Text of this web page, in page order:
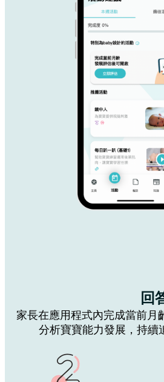
回
家長在應用程式內完成當前月
分析寶寶能力發展，持續